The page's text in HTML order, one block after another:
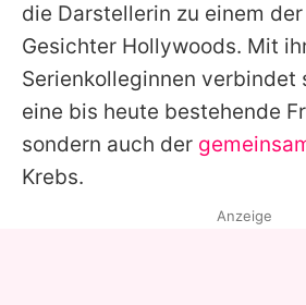
die Darstellerin zu einem
Gesichter Hollywoods. Mit
Serienkolleginnen verbindet
eine bis heute bestehende
sondern auch der
Krebs.
Anzeige